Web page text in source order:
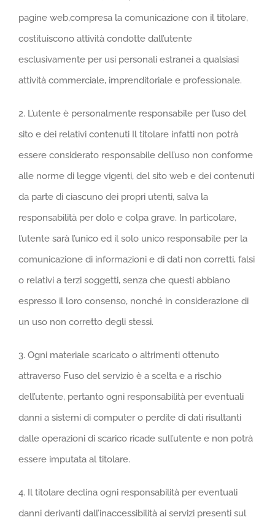
pagine web,compresa la comunicazione con il titolare,
costituiscono attività condotte dall’utente
esclusivamente per usi personali estranei a qualsiasi
attività commerciale, imprenditoriale e professionale.
2. L’utente è personalmente responsabile per l’uso del
sito e dei relativi contenuti Il titolare infatti non potrà
essere considerato responsabile dell’uso non conforme
alle norme di legge vigenti, del sito web e dei contenuti
da parte di ciascuno dei propri utenti, salva la
responsabilità per dolo e colpa grave. In particolare,
l’utente sarà l’unico ed il solo unico responsabile per la
comunicazione di informazioni e di dati non corretti, falsi
o relativi a terzi soggetti, senza che questi abbiano
espresso il loro consenso, nonché in considerazione di
un uso non corretto degli stessi.
3. Ogni materiale scaricato o altrimenti ottenuto
attraverso Fuso del servizio è a scelta e a rischio
dell’utente, pertanto ogni responsabilità per eventuali
danni a sistemi di computer o perdite di dati risultanti
dalle operazioni di scarico ricade sull’utente e non potrà
essere imputata al titolare.
4. Il titolare declina ogni responsabilità per eventuali
danni derivanti dall’inaccessibilità ai servizi presenti sul